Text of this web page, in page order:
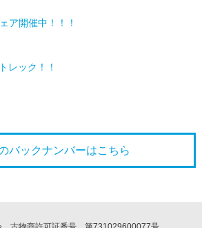
ア開催中！！！
レック！！
バックナンバーはこちら